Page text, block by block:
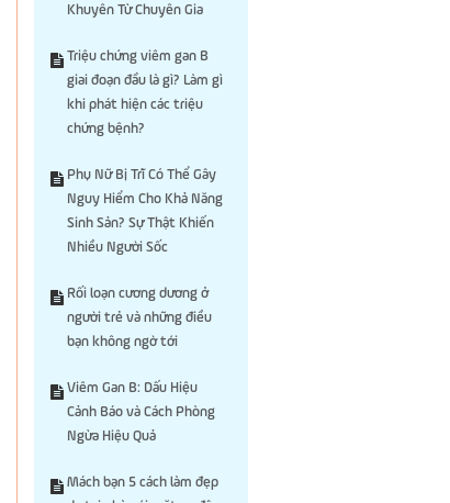
Khuyên Từ Chuyên Gia
Triệu chứng viêm gan B
giai đoạn đầu là gì? Làm gì
khi phát hiện các triệu
chứng bệnh?
Phụ Nữ Bị Trĩ Có Thể Gây
Nguy Hiểm Cho Khả Năng
Sinh Sản? Sự Thật Khiến
Nhiều Người Sốc
Rối loạn cương dương ở
người trẻ và những điều
bạn không ngờ tới
Viêm Gan B: Dấu Hiệu
Cảnh Báo và Cách Phòng
Ngừa Hiệu Quả
Mách bạn 5 cách làm đẹp